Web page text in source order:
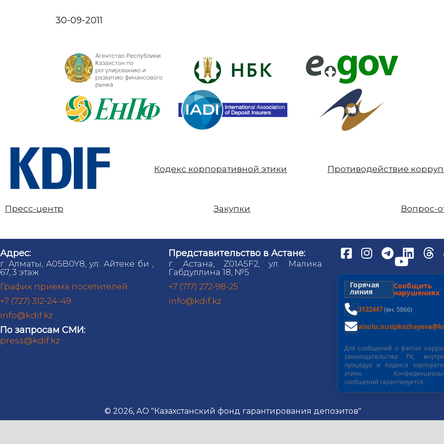
30-09-2011
Кодекс корпоративной этики Противодействие
Пресс-центр Закупки Вопрос-
Адрес:
г. Алматы, A05B0Y8, ул. Айтеке би ,
67, 3 этаж
График приема посетителей
+7 (727) 312-24-49
info@kdif.kz
По запросам СМИ:
press@kdif.kz
Представительство в Астане:
г. Астана, Z01A5F2, ул. Малика
Габдуллина 18, №5
+7 (717) 272-98-25
info@kdif.kz
Горячая
линия нарушениях
3122447(вн. 5866)
Для сообщений о фактах
законодательства РК,
процедур и Кодекса
этики.
сообщений гарантируется.
© 2026, АО "Казахстанский фонд гарантирования депозитов"